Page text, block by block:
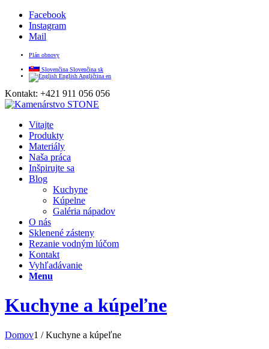
Facebook
Instagram
Mail
Plán obnovy
Slovenčina Slovenčina sk
English Angličtina en
Kontakt: +421 911 056 056
Vitajte
Produkty
Materiály
Naša práca
Inšpirujte sa
Blog
Kuchyne
Kúpelne
Galéria nápadov
O nás
Sklenené zásteny
Rezanie vodným lúčom
Kontakt
Vyhľadávanie
Menu
Kuchyne a kúpeľne
Domov1 / Kuchyne a kúpeľne